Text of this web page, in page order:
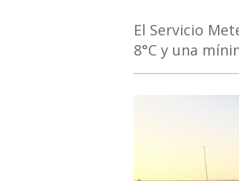
El Servicio
8°C y una